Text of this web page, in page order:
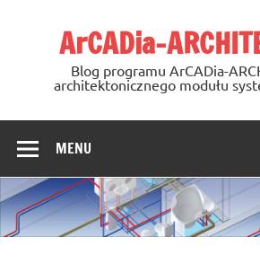
ArCADia-
Blog programu ArCADia-
architektonicznego modułu
MENU